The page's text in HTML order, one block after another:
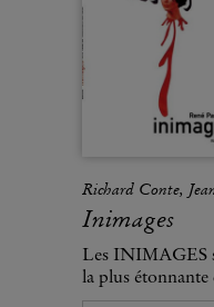
Richard Conte,
Inimages
Les INIMAGES
la plus étonnante